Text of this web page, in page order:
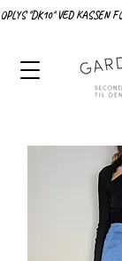
OPLYS "DK10" VED KASSEN